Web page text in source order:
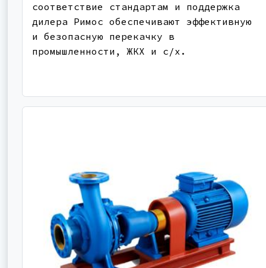
соответствие стандартам и поддержка
дилера Римос обеспечивают эффективную
и безопасную перекачку в
промышленности, ЖКХ и с/х.